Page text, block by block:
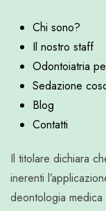
Chi sono?
Il nostro staff
Odontoiatria
Sedazione
Blog
Contatti
Il titolare dichiara
inerenti
deontologia medica